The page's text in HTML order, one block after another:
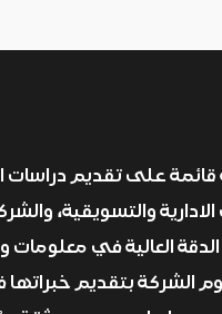
على تقديم دراسات
الادارية والتسويقية،
العالية في معلومات
الشركة بتقديم خبراتها